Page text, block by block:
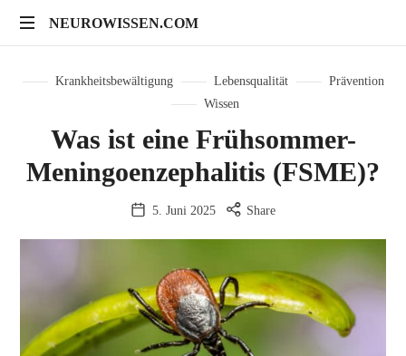
NEUROWISSEN.COM
NEUROWISSEN.COM
für
Training
und
neuropsychologische
Krankheitsbewältigung Lebensqualität
Prävention
Wissen
Was ist eine Frühsommer-
Meningoenzephalitis (FSME)?
5. Juni 2025 Share